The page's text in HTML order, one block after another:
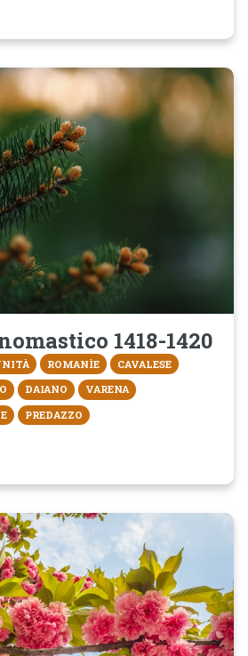
1418-1420
ROMANÌE
CAVALESE
DAIANO
VARENA
PREDAZZO